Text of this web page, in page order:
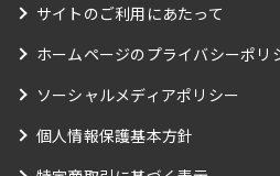
サイトのご利用にあたって
ホームページのプライバシーポリ
ソーシャルメディアポリシー
個人情報保護基本方針